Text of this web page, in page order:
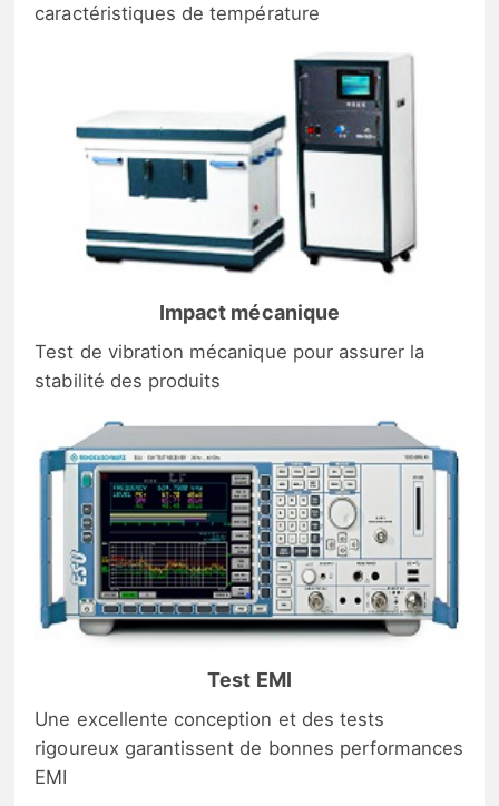
caractéristiques de température
Impact mécanique
Test de vibration mécanique pour assurer la
stabilité des produits
Test EMI
Une excellente conception et des tests
rigoureux garantissent de bonnes performances
EMI